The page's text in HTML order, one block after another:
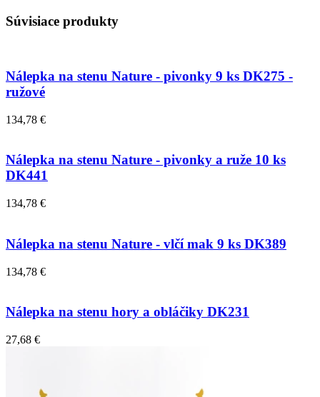
Súvisiace produkty
Nálepka na stenu Nature - pivonky 9 ks DK275 -
ružové
134,78 €
Nálepka na stenu Nature - pivonky a ruže 10 ks
DK441
134,78 €
Nálepka na stenu Nature - vlčí mak 9 ks DK389
134,78 €
Nálepka na stenu hory a obláčiky DK231
27,68 €